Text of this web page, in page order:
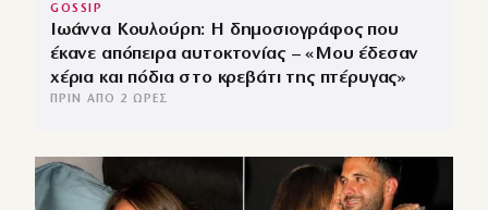
GOSSIP
Ιωάννα Κουλούρη: Η δημοσιογράφος που
έκανε απόπειρα αυτοκτονίας – «Μου έδεσαν
χέρια και πόδια στο κρεβάτι της πτέρυγας»
ΠΡΙΝ ΑΠΌ 2 ΏΡΕΣ